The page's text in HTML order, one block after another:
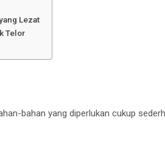
Lezat
Telor
bahan yang diperlukan cukup